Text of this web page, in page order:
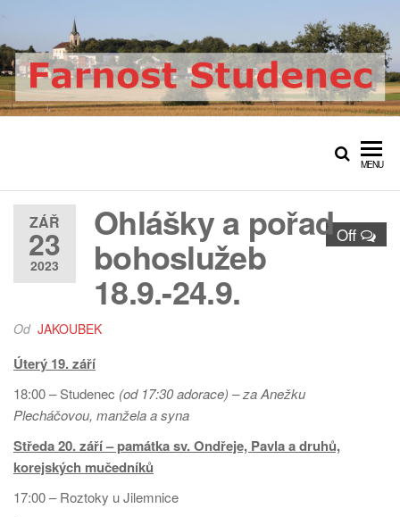
obsah
Farnost StudenecOficiální web římskokatolické
farnosti Studenec
MENU
ZÁŘ
23
2023
Off
Ohlášky a pořad
bohoslužeb
18.9.-24.9.
Od JAKOUBEK
Úterý 19. září
18:00 – Studenec (od 17:30 adorace) – za Anežku
Plecháčovou, manžela a syna
Středa 20. září– památka sv. Ondřeje, Pavla a druhů,
korejských mučedníků
17:00 – Roztoky u Jilemnice